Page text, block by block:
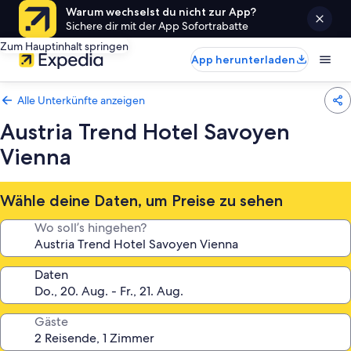
Warum wechselst du nicht zur App?
Sichere dir mit der App Sofortrabatte
Zum Hauptinhalt springen
App herunterladen
Alle Unterkünfte anzeigen
Austria Trend Hotel Savoyen
Vienna
Wähle deine Daten, um Preise zu sehen
Wo soll’s hingehen?
Daten
Gäste